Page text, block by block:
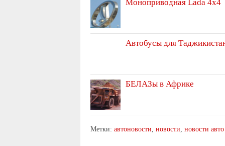
Моноприводная Lada 4х4
Автобусы для
БЕЛАЗы в Африке
Метки: автоновости новости новости авто